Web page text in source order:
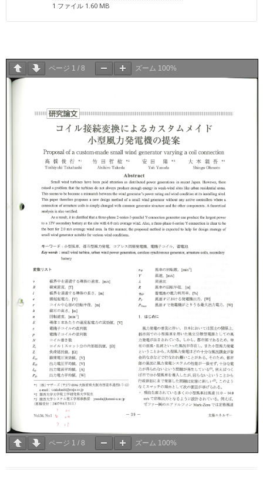
1 ファイル 1.60 MB
ページ 1 / 8 ズーム 100%
ページ 1 / 8 ズーム 100%